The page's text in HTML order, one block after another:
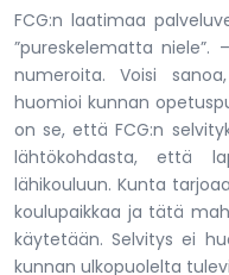
FCG:n laatimaa
”pureskelematta niele”.
numeroita. Voisi
huomioi kunnan
on se, että FCG:n
lähtökohdasta, että
lähikouluun. Kunta
koulupaikkaa ja tätä
käytetään. Selvitys ei
kunnan ulkopuolelta